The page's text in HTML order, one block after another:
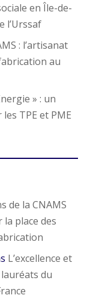
en Île-de-
l’Urssaf
: l’artisanat
au
» : un
TPE et PME
de la CNAMS
place des
L’excellence et
du